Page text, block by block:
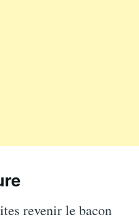
revenir le bacon